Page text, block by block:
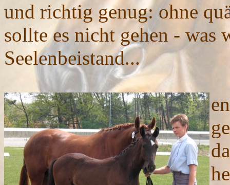
und richtig genug: ohne
sollte es nicht gehen - was
Seelenbeistand...